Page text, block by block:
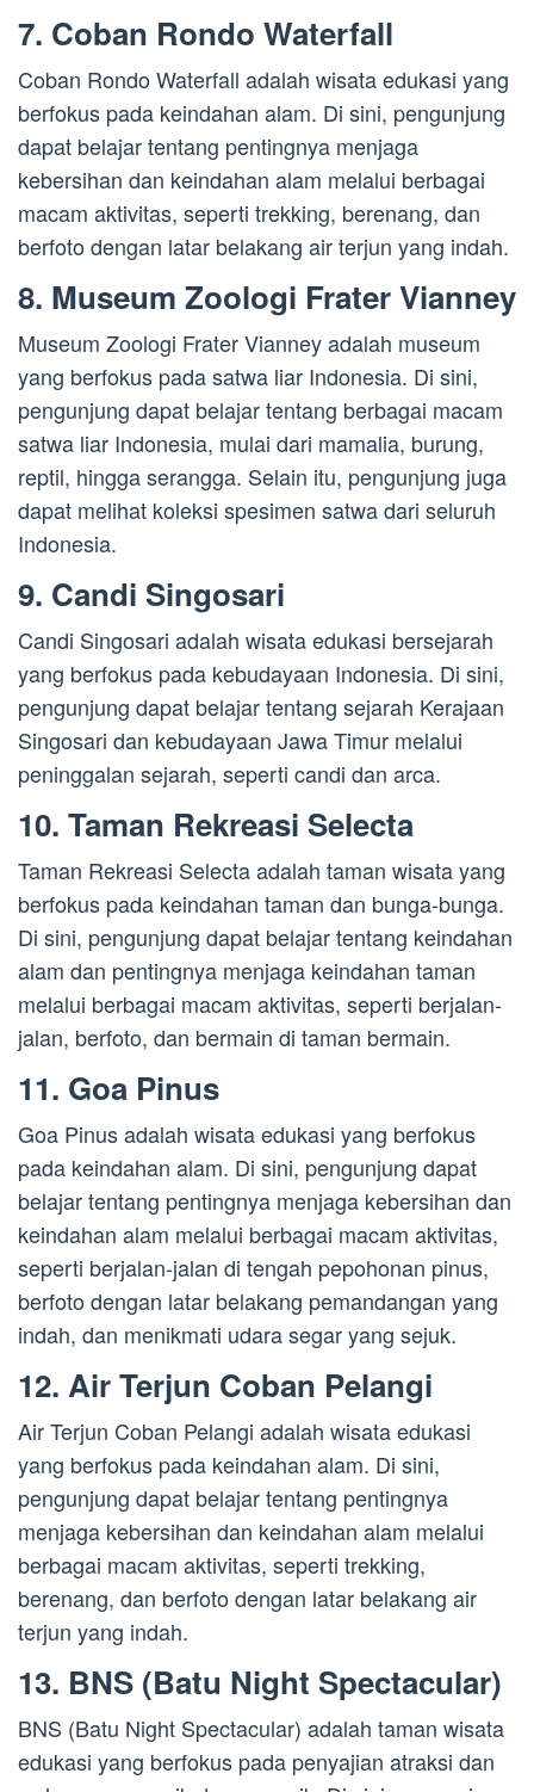
7. Coban Rondo Waterfall
Coban Rondo Waterfall adalah wisata edukasi yang
berfokus pada keindahan alam. Di sini, pengunjung
dapat belajar tentang pentingnya menjaga
kebersihan dan keindahan alam melalui berbagai
macam aktivitas, seperti trekking, berenang, dan
berfoto dengan latar belakang air terjun yang indah.
8. Museum Zoologi Frater Vianney
Museum Zoologi Frater Vianney adalah museum
yang berfokus pada satwa liar Indonesia. Di sini,
pengunjung dapat belajar tentang berbagai macam
satwa liar Indonesia, mulai dari mamalia, burung,
reptil, hingga serangga. Selain itu, pengunjung juga
dapat melihat koleksi spesimen satwa dari seluruh
Indonesia.
9. Candi Singosari
Candi Singosari adalah wisata edukasi bersejarah
yang berfokus pada kebudayaan Indonesia. Di sini,
pengunjung dapat belajar tentang sejarah Kerajaan
Singosari dan kebudayaan Jawa Timur melalui
peninggalan sejarah, seperti candi dan arca.
10. Taman Rekreasi Selecta
Taman Rekreasi Selecta adalah taman wisata yang
berfokus pada keindahan taman dan bunga-bunga.
Di sini, pengunjung dapat belajar tentang keindahan
alam dan pentingnya menjaga keindahan taman
melalui berbagai macam aktivitas, seperti berjalan-
jalan, berfoto, dan bermain di taman bermain.
11. Goa Pinus
Goa Pinus adalah wisata edukasi yang berfokus
pada keindahan alam. Di sini, pengunjung dapat
belajar tentang pentingnya menjaga kebersihan dan
keindahan alam melalui berbagai macam aktivitas,
seperti berjalan-jalan di tengah pepohonan pinus,
berfoto dengan latar belakang pemandangan yang
indah, dan menikmati udara segar yang sejuk.
12. Air Terjun Coban Pelangi
Air Terjun Coban Pelangi adalah wisata edukasi
yang berfokus pada keindahan alam. Di sini,
pengunjung dapat belajar tentang pentingnya
menjaga kebersihan dan keindahan alam melalui
berbagai macam aktivitas, seperti trekking,
berenang, dan berfoto dengan latar belakang air
terjun yang indah.
13. BNS (Batu Night Spectacular)
BNS (Batu Night Spectacular) adalah taman wisata
edukasi yang berfokus pada penyajian atraksi dan